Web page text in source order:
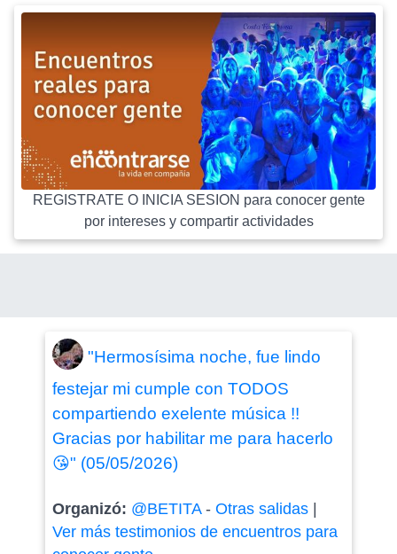
REGISTRATE O INICIA SESION para conocer gente
por intereses y compartir actividades
"Hermosísima noche, fue lindo
festejar mi cumple con TODOS
compartiendo exelente música !!
Gracias por habilitar me para hacerlo
😘" (05/05/2026)
Organizó: @BETITA- Otras salidas|
Ver más testimonios de encuentros para